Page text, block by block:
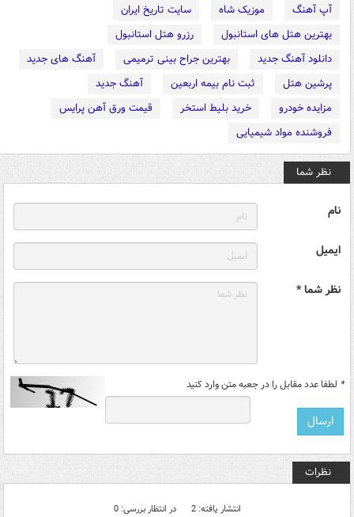
آپ آهنگ موزیک شاه
سایت تاریخ ایران
بهترین هتل های استانبول
رزرو هتل استانبول
دانلود آهنگ جدید
بهترین جراح بینی ترمیمی
آهنگ های جدید
پرشین هتل
ثبت نام بیمه اربعین
آهنگ جدید
مزایده خودرو
خرید بلیط استخر
قیمت ورق آهن پرایس
فروشنده مواد شیمیایی
نظر شما
نام
ایمیل
نظر شما *
* لطفا عدد مقابل را در جعبه متن وارد کنید
نظرات
انتشار یافته: 2 در انتظار بررسی: 0